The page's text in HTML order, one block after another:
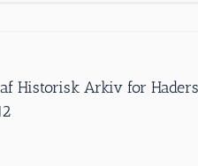
Historisk Arkiv for